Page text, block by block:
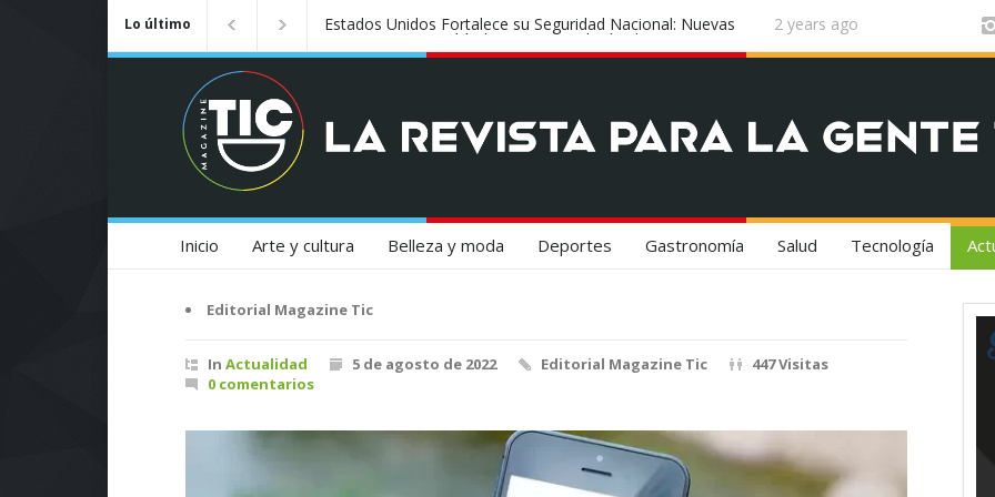
Lo último Badalona se convierte en el epicentro de la innovación ¡Vuela Conectado! United Airlines
Experiencia de Viaje
2 years ago
Inicio Arte y cultura Belleza y moda Deportes Gastronomía Salud Tecnología
Editorial Magazine Tic
In Actualidad 5 de agosto de 2022 Editorial Magazine Tic
447 Visitas
0 comentarios